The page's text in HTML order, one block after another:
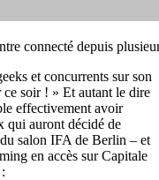
connecté depuis
et concurrents sur son
soir ! » Et autant le dire
effectivement avoir
qui auront décidé de
salon IFA de Berlin – et
en accès sur Capitale